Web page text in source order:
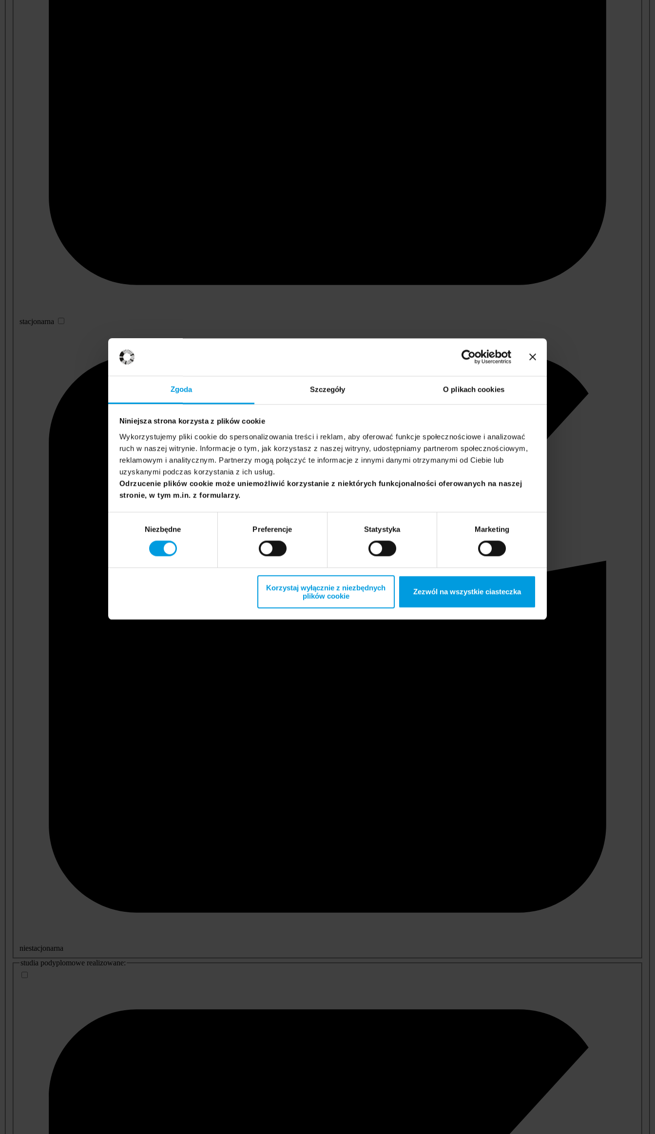
Zgoda Szczegóły O plikach cookies
Niniejsza strona korzysta z plików cookie
Wykorzystujemy pliki cookie do spersonalizowania treści i reklam, aby oferować funkcje społecznościowe i analizować
ruch w naszej witrynie. Informacje o tym, jak korzystasz z naszej witryny, udostępniamy partnerom społecznościowym,
reklamowym i analitycznym. Partnerzy mogą połączyć te informacje z innymi danymi otrzymanymi od Ciebie lub
uzyskanymi podczas korzystania z ich usług.
Odrzucenie plików cookie może uniemożliwić korzystanie z niektórych funkcjonalności oferowanych na naszej
stronie, w tym m.in. z formularzy.
Niezbędne Preferencje Statystyka Marketing
Korzystaj wyłącznie z niezbędnych
plików cookie
Zezwól na wszystkie ciasteczka
stacjonarna
niestacjonarna
studia podyplomowe realizowane: